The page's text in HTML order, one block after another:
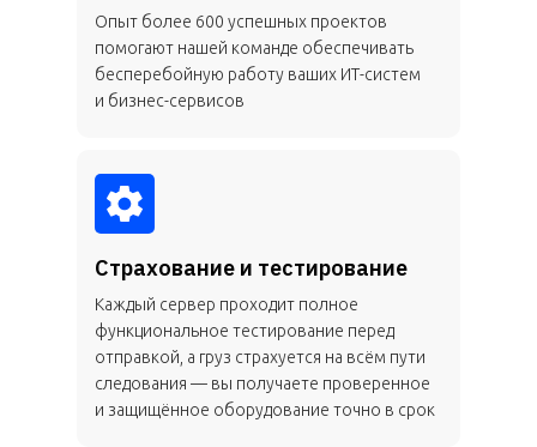
Опыт более 600 успешных проектов
помогают нашей команде обеспечивать
бесперебойную работу ваших ИТ-систем
и бизнес-сервисов
Страхование и тестирование
Каждый сервер проходит полное
функциональное тестирование перед
отправкой, а груз страхуется на всём пути
следования — вы получаете проверенное
и защищённое оборудование точно в срок